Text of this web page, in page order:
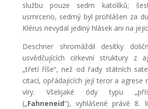
službu pouze sedm katolíků;
usmrceno, sedmý byl prohlášen za
Klérus nevydal jediný hlásek ani na
Deschner shromáždil desítky
usvědčujících církevní struktury z
„třetí říše“, než od řady státních
citací, opřádajících její teror a agrese
víry. Všelijaké ódy typu
(„Fahneneid“), vyhlášené právě 8.